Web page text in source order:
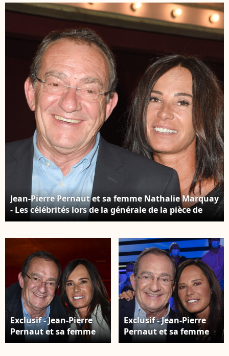
l'association "Les
Bonnes fées" à l'hôtel
d'Evreux, Place
Vendôme à Paris, le 20
mars 2017. ©
Christophe Aubert via
Bestimage
générale de la pièce de
théâtre "La Tête Dans
Les Etoiles" au Théâtre
Montparnasse à Paris,
France, le 24 mai 2018.
© Coadic
Guirec/Bestimage
Jean-Pierre Pernaut et sa femme Nathalie Marquay
- Les célébrités lors de la générale de la pièce de
théâtre "La Tête Dans Les Etoiles" au Théâtre de la
2018. © Coadic Guirec/Bestimage
Exclusif - Jean-Pierre
Pernaut et sa femme
Nathalie Marquay - Les
Exclusif - Jean-Pierre
Pernaut et sa femme
Nathalie Marquay-